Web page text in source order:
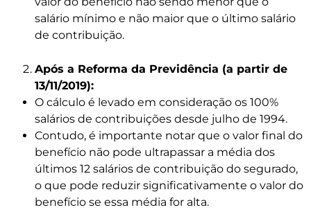
salário mínimo e não maior que o último salário
de contribuição.
Após a Reforma da Previdência (a partir de
13/11/2019):
O cálculo é levado em consideração os 100%
salários de contribuições desde julho de 1994.
Contudo, é importante notar que o valor final do
benefício não pode ultrapassar a média dos
últimos 12 salários de contribuição do segurado,
o que pode reduzir significativamente o valor do
benefício se essa média for alta.